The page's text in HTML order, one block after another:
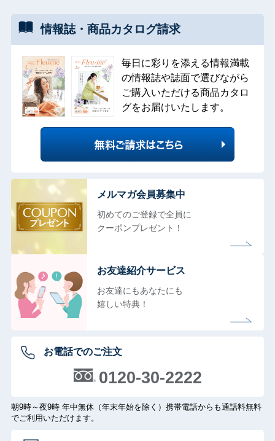
情報誌・ 商品カタログ請求
毎日に彩りを添える情報満載
の情報誌や誌面で選びながら
ご購入いただける商品カタロ
グをお届けいたします。
メルマガ会員募集中
初めてのご登録で全員に
クーポンプレゼント！
お友達紹介サービス
お友達にもあなたにも
嬉しい特典！
お電話でのご注文
0120-30-2222
朝9時～夜9時 年中無休（年末年始を除く）携帯電話からも通話料無料
でご利用いただけます。